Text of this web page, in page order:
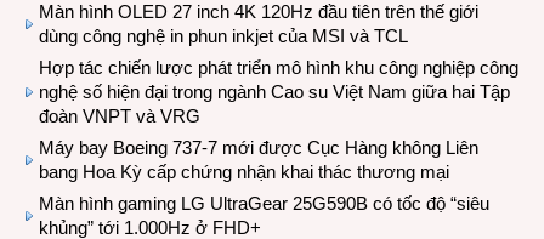
Màn hình OLED 27 inch 4K 120Hz đầu tiên trên thế giới
dùng công nghệ in phun inkjet của MSI và TCL
Hợp tác chiến lược phát triển mô hình khu công nghiệp công
nghệ số hiện đại trong ngành Cao su Việt Nam giữa hai Tập
đoàn VNPT và VRG
Máy bay Boeing 737-7 mới được Cục Hàng không Liên
bang Hoa Kỳ cấp chứng nhận khai thác thương mại
Màn hình gaming LG UltraGear 25G590B có tốc độ “siêu
khủng” tới 1.000Hz ở FHD+